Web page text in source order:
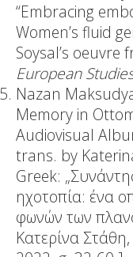
“Embracing
Women’s fluid
Soysal’s oeuvre
European
Nazan
Memory in
Audiovisual
trans. by
Greek:
ηχοτοπία: ένα
φωνών των
Κατερίνα